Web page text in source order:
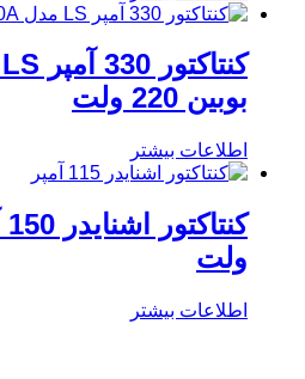
بوبین 220 ولت
اطلاعات بیشتر
ولت
اطلاعات بیشتر